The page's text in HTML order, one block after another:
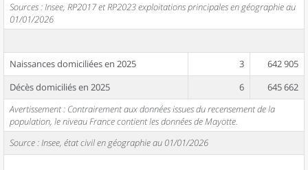
Sources : Insee, RP2017 et RP2023 exploitations principales en géographie au
01/01/2026
Naissances domiciliées en 2025 3
642 905
Décès domiciliés en 2025
6
645 662
Avertissement : Contrairement aux données issues du recensement de la
population, le niveau France contient les données de Mayotte.
Source : Insee, état civil en géographie au 01/01/2026